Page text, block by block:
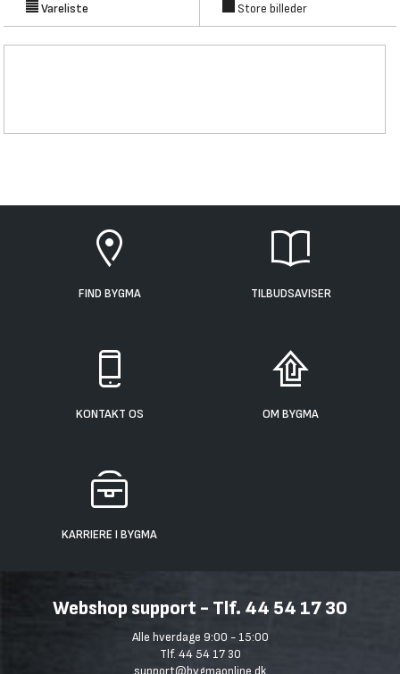
Vareliste Store billeder
FIND BYGMA TILBUDSAVISER
KONTAKT OS OM BYGMA
KARRIERE I BYGMA
Webshop support - Tlf. 44 54 17 30
Alle hverdage 9:00 - 15:00
Tlf. 44 54 17 30
support@bygmaonline.dk